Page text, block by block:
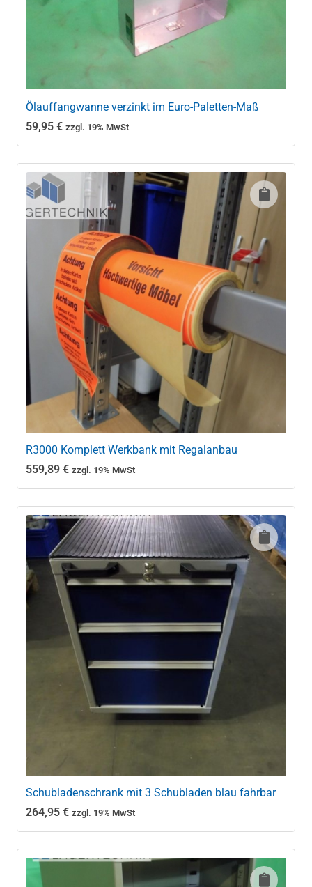
Ölauffangwanne verzinkt im Euro-Paletten-Maß
59,95 € zzgl. 19% MwSt
R3000 Komplett Werkbank mit Regalanbau
559,89 € zzgl. 19% MwSt
Schubladenschrank mit 3 Schubladen blau fahrbar
264,95 € zzgl. 19% MwSt